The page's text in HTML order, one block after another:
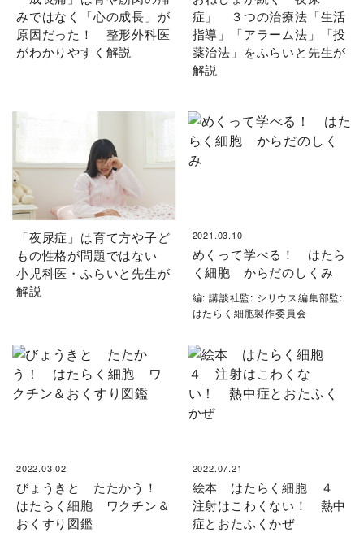
みではなく「心の成長」が
原因だった！ 整形外科医
がわかりやすく解説
症」 ３つの治療法「生活
指導」「アラーム法」「投
薬治法」をふらいと先生が
解説
「夜尿症」は育て方や子ど
もの性格が問題ではない
小児科医・ふらいと先生が
解説
2021.03.10
めくって学べる！ はたら
く細胞 からだのしくみ
編: 講談社監: シリウス編集部監:
はたらく細胞製作委員会
2022.03.02
びょうきと たたかう！
はたらく細胞 ワクチン＆
おくすり図鑑
2022.07.21
絵本 はたらく細胞 ４
注射はこわくない！ 熱中
症とおたふくかぜ